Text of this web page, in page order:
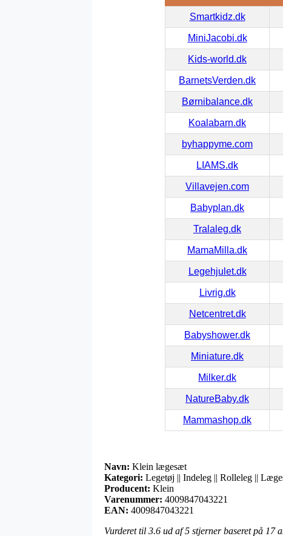
Smartkidz.dk
MiniJacobi.dk
Kids-world.dk
BarnetsVerden.dk
Børnibalance.dk
Koalabarn.dk
byhappyme.com
LIAMS.dk
Villavejen.com
Babyplan.dk
Tralaleg.dk
MamaMilla.dk
Legehjulet.dk
Livrig.dk
Netcentret.dk
Babyshower.dk
Miniature.dk
Milker.dk
NatureBaby.dk
Mammashop.dk
Navn: Klein lægesæt
Kategori: Legetøj || Indeleg || Rolleleg ||
Producent: Klein
Varenummer: 4009847043221
EAN: 4009847043221
Vurderet til 3.6 ud af 5 stjerner baseret på 17